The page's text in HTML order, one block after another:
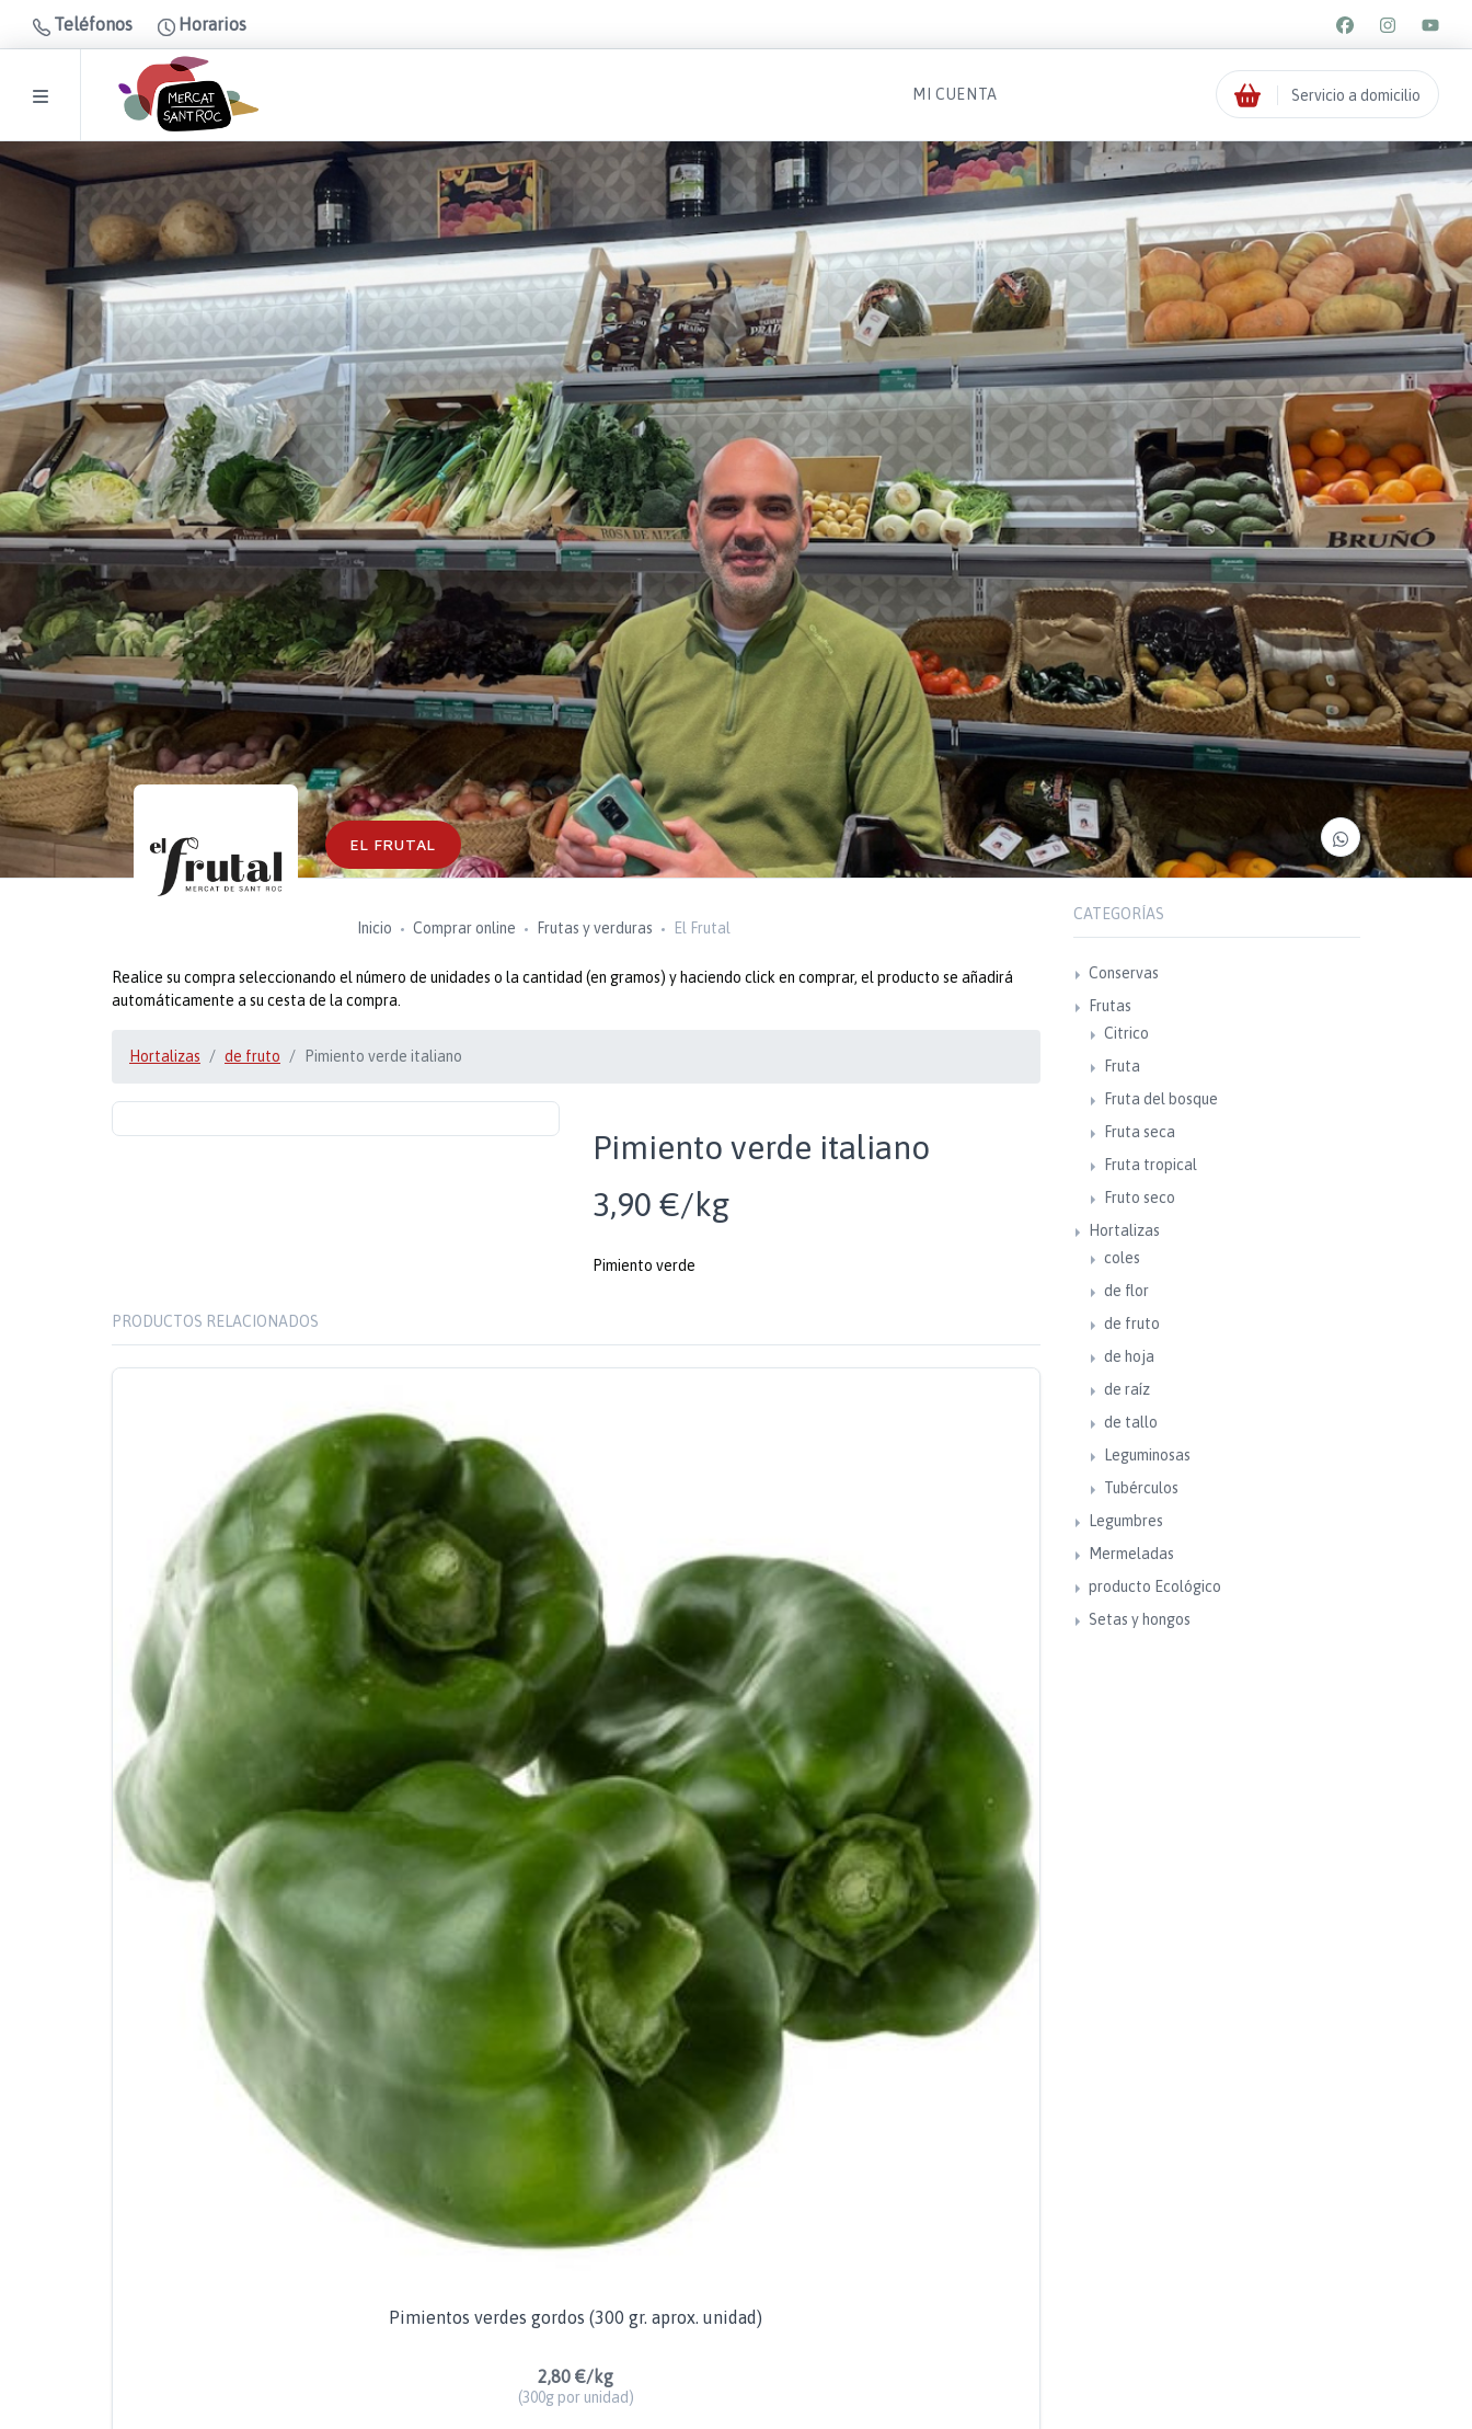
Teléfonos Horarios
MI CUENTA Servicio a domicilio
EL FRUTAL
Inicio Comprar online Frutas y verduras El Frutal
Realice su compra seleccionando el número de unidades o la cantidad (en gramos) y haciendo click en comprar, el producto se añadirá
automáticamente a su cesta de la compra.
Hortalizas de fruto Pimiento verde italiano
Pimiento verde italiano
3,90 €/kg
Pimiento verde
PRODUCTOS RELACIONADOS
Pimientos verdes gordos (300 gr. aprox. unidad)
2,80 €/kg
(300g por unidad)
CATEGORÍAS
Conservas
Frutas
Citrico
Fruta
Fruta del bosque
Fruta seca
Fruta tropical
Fruto seco
Hortalizas
coles
de flor
de fruto
de hoja
de raíz
de tallo
Leguminosas
Tubérculos
Legumbres
Mermeladas
producto Ecológico
Setas y hongos